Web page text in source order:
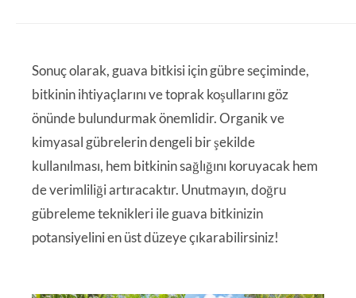
Sonuç olarak, guava bitkisi için gübre seçiminde,
bitkinin ihtiyaçlarını ve toprak koşullarını göz
önünde bulundurmak önemlidir. Organik ve
kimyasal gübrelerin dengeli bir şekilde
kullanılması, hem bitkinin sağlığını koruyacak hem
de verimliliği artıracaktır. Unutmayın, doğru
gübreleme teknikleri ile guava bitkinizin
potansiyelini en üst düzeye çıkarabilirsiniz!